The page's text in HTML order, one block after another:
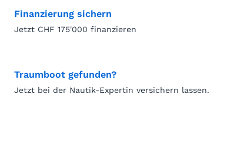
Finanzierung sichern
Jetzt CHF 175'000 finanzieren
Traumboot gefunden?
Jetzt bei der Nautik-Expertin versichern lassen.